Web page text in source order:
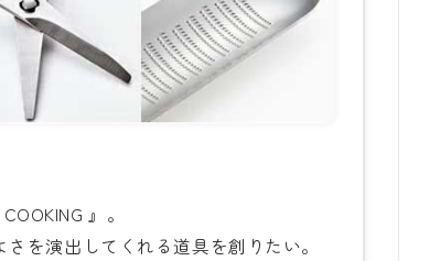
』。
を演出してくれる道具を創りたい。